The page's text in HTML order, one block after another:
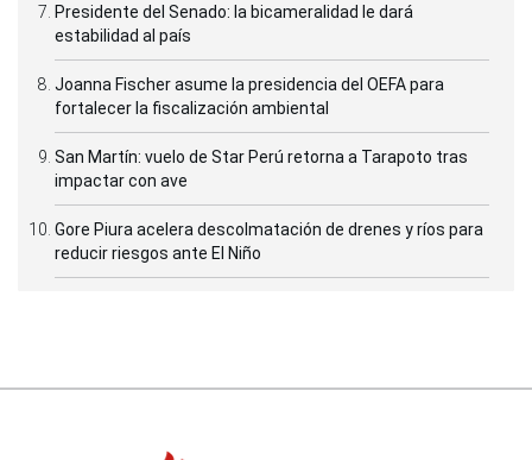
Presidente del Senado: la bicameralidad le dará
estabilidad al país
Joanna Fischer asume la presidencia del OEFA para
fortalecer la fiscalización ambiental
San Martín: vuelo de Star Perú retorna a Tarapoto tras
impactar con ave
Gore Piura acelera descolmatación de drenes y ríos para
reducir riesgos ante El Niño